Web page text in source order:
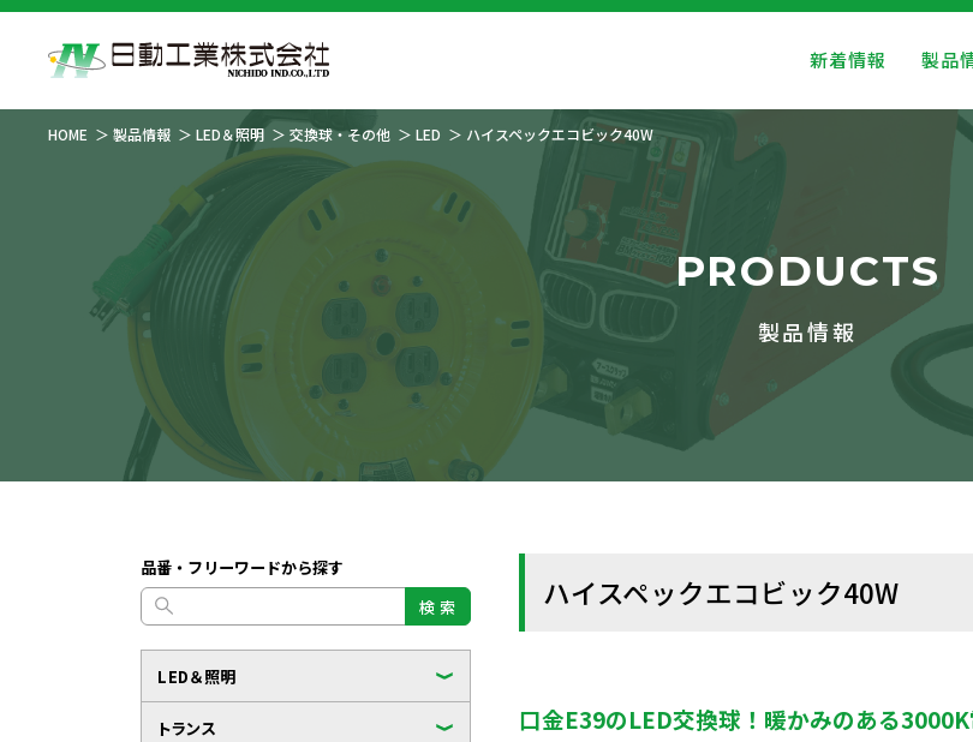
新着情報 製品
HOME 製品情報 LED＆照明 交換球・その他 LED ハイスペックエコビック40W
PRODUCTS
製品情報
品番・フリーワードから探す
検 索
LED＆照明
トランス
ハイスペックエコビック40W
口金E39のLED交換球！暖かみのある3000K